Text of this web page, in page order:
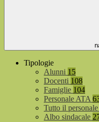
Tipologie
Alunni 15
Docenti 108
Famiglie 104
Personale ATA
Tutto il personale
Albo sindacale